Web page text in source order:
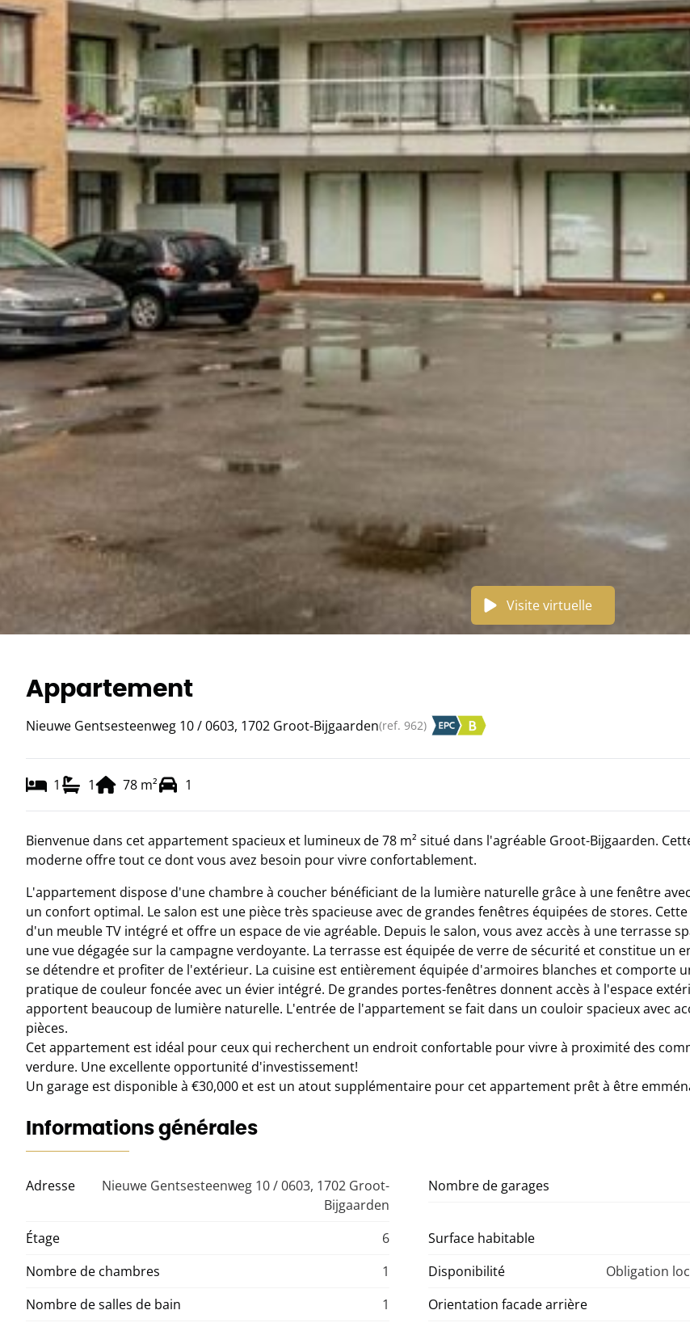
Visite virtuelle
Appartement
Nieuwe Gentsesteenweg 10 / 0603, 1702 Groot-Bijgaarden(ref. 962)
1 1 78 m² 1
Bienvenue dans cet appartement spacieux et lumineux de 78 m² situé dans l'agréable Groot-Bijgaarden.
moderne offre tout ce dont vous avez besoin pour vivre confortablement.
L'appartement dispose d'une chambre à coucher bénéficiant de la lumière naturelle grâce à une fenêtre
un confort optimal. Le salon est une pièce très spacieuse avec de grandes fenêtres équipées de stores.
d'un meuble TV intégré et offre un espace de vie agréable. Depuis le salon, vous avez accès à une terrasse
une vue dégagée sur la campagne verdoyante. La terrasse est équipée de verre de sécurité et constitue un
se détendre et profiter de l'extérieur. La cuisine est entièrement équipée d'armoires blanches et comporte
pratique de couleur foncée avec un évier intégré. De grandes portes-fenêtres donnent accès à l'espace
apportent beaucoup de lumière naturelle. L'entrée de l'appartement se fait dans un couloir spacieux avec
pièces.
Cet appartement est idéal pour ceux qui recherchent un endroit confortable pour vivre à proximité des
verdure. Une excellente opportunité d'investissement!
Un garage est disponible à €30,000 et est un atout supplémentaire pour cet appartement prêt à être
Informations générales
Adresse
Nieuwe Gentsesteenweg 10 / 0603, 1702 Groot-
Bijgaarden
Nombre de garages
Étage 6 Surface habitable
Nombre de chambres
1 Disponibilité
Obligation
Nombre de salles de bain
1 Orientation facade arrière